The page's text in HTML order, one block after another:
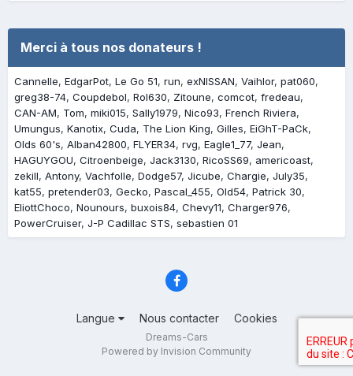
Merci à tous nos donateurs !
Cannelle EdgarPot Le Go 51 run exNISSAN Vaihlor pat060
greg38-74 Coupdebol Rol630 Zitoune comcot fredeau
CAN-AM
Tom miki015 Sally1979 Nico93 French Riviera
Umungus Kanotix Cuda The Lion King Gilles EiGhT-PaCk
Olds 60's Alban42800 FLYER34 rvg Eagle1_77 Jean
HAGUYGOU Citroenbeige Jack3130 RicoSS69
americoast
zekill Antony Vachfolle Dodge57 Jicube Chargie July35
kat55 pretender03 Gecko Pascal_455 Old54 Patrick 30
EliottChoco Nounours buxois84 Chevy11 Charger976
PowerCruiser J-P Cadillac STS sebastien 01
Langue Nous contacter Cookies
Dreams-Cars
Powered by Invision Community